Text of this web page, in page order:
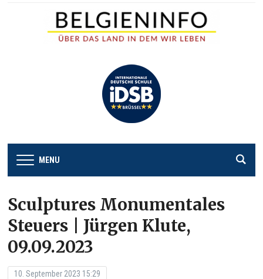
MENU
Sculptures Monumentales
Steuers | Jürgen Klute,
09.09.2023
10. September 2023 15:29